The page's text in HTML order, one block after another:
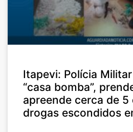
Itapevi: Polícia
“casa bomba”,
apreende cerca de 5
drogas escondidos